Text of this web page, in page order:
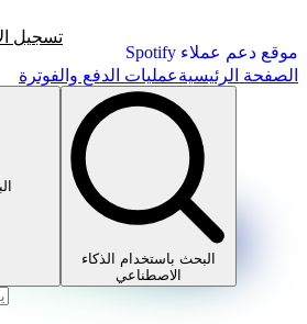
موقع دعم عملاء Spotify
تسجيل
الصفحة الرئيسيةعمليات الدفع والفوترة
البحث باستخدام الذكاء
الاصطناعي